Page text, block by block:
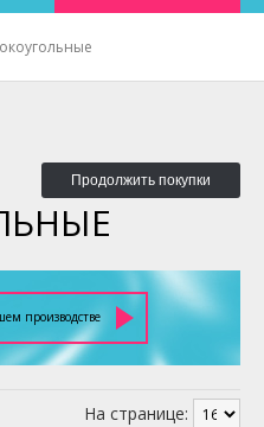
Продолжить покупки
производстве
На странице: